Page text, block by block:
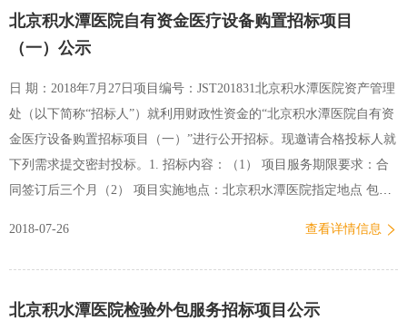
意向的单位可到我处取得进一步的信息和查阅文件。2、可从2018年8
月6日起至2018年8月10日每天8:30—11：00,1：30—4：00（工作日，
北京时间）在北京积水潭医院新街口院区资产管理处招标采购办公室
索取招标文件（请致电预约）。3、会议于2018年8月14日下午2:00时
在北京积水潭医院新街口院区行政楼307会议室公开进行，届时请已经
索取拷贝招标文件的各位公司代表出席会议，逾期递交…
北京积水潭医院自有资金医疗设备购置招标项目
（一）公示
日 期：2018年7月27日项目编号：JST201831北京积水潭医院资产管理
处（以下简称“招标人”）就利用财政性资金的“北京积水潭医院自有资
金医疗设备购置招标项目（一）”进行公开招标。现邀请合格投标人就
下列需求提交密封投标。1. 招标内容：（1） 项目服务期限要求：合
同签订后三个月（2） 项目实施地点：北京积水潭医院指定地点 包号
点/项目现场详见以上内容 注：1、本次招标，投标人必须以包为单位
项目已获得主管部门审批，资金已落实，项目预算金额为人民币
2018-07-26 查看详情信息
北京积水潭医院检验外包服务招标项目公示